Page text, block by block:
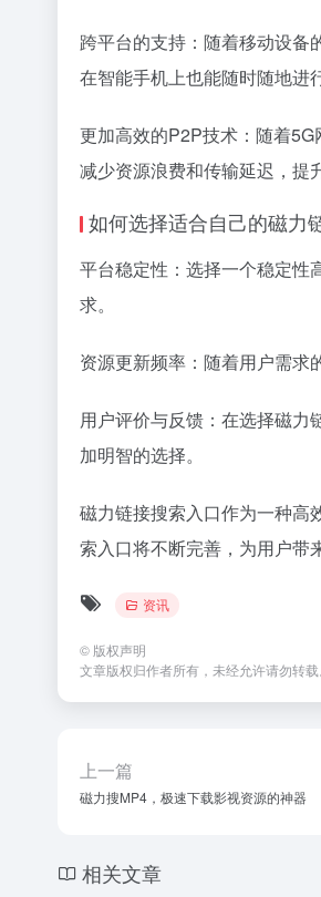
跨平台的支持：随着移动设备
在智能手机上也能随时随地进
更加高效的P2P技术：随着
减少资源浪费和传输延迟，提
如何选择适合自己的磁力
平台稳定性：选择一个稳定性
求。
资源更新频率：随着用户需求
用户评价与反馈：在选择磁力
加明智的选择。
磁力链接搜索入口作为一种高
索入口将不断完善，为用户带
资讯
© 版权声明
文章版权归作者所有，未经允许请勿转载
上一篇
磁力搜MP4，极速下载影视资源的神器
相关文章